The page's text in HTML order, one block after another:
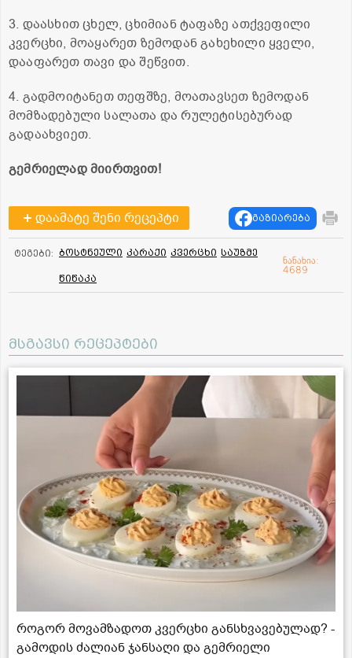
3. დაასხით ცხელ, ცხიმიან ტაფაზე ათქვეფილი
კვერცხი, მოაყარეთ ზემოდან გახეხილი ყველი,
დააფარეთ თავი და შეწვით.
4. გადმოიტანეთ თეფშზე, მოათავსეთ ზემოდან
მომზადებული სალათა და რულეტისებურად
გადაახვიეთ.
გემრიელად მიირთვით!
დაამატე შენი რეცეპტი გაზიარება
ტეგები: ბოსტნეული კარაქი კვერცხი საუზმე
წიწაკა
ნანახია:
4689
მსგავსი რეცეპტები
როგორ მოვამზადოთ კვერცხი განსხვავებულად? -
გამოდის ძალიან ჯანსაღი და გემრიელი